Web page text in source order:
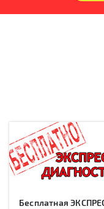
Бесплатная